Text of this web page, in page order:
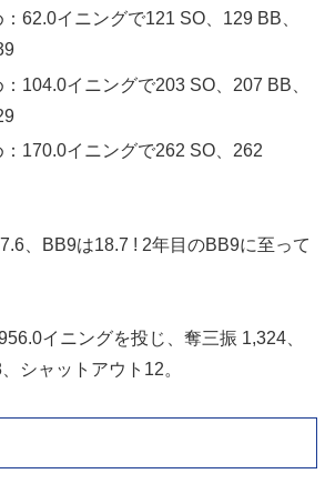
62.0イニングで121 SO、129 BB、
104.0イニングで203 SO、207 BB、
170.0イニングで262 SO、262
、BB9は18.7 ! 2年目のBB9に至って
イニングを投じ、奪三振 1,324、
シャットアウト12。